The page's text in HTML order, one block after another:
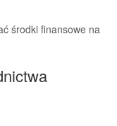
środki finansowe na